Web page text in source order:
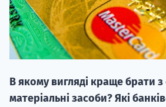
В якому вигляді краще брати
матеріальні засоби? Які